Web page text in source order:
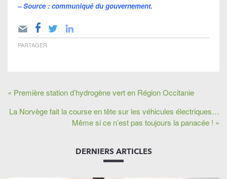
– Source : communiqué du gouvernement.
PARTAGER
« Première station d’hydrogène vert en Région Occitanie
La Norvège fait la course en tête sur les véhicules électriques…
Même si ce n’est pas toujours la panacée ! »
DERNIERS ARTICLES